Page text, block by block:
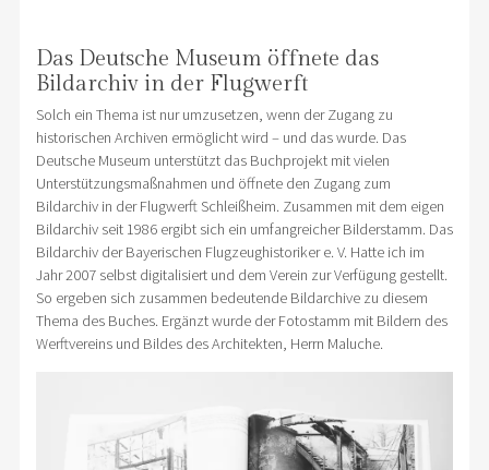
Das Deutsche Museum öffnete das
Bildarchiv in der Flugwerft
Solch ein Thema ist nur umzusetzen, wenn der Zugang zu
historischen Archiven ermöglicht wird – und das wurde. Das
Deutsche Museum unterstützt das Buchprojekt mit vielen
Unterstützungsmaßnahmen und öffnete den Zugang zum
Bildarchiv in der Flugwerft Schleißheim. Zusammen mit dem eigen
Bildarchiv seit 1986 ergibt sich ein umfangreicher Bilderstamm. Das
Bildarchiv der Bayerischen Flugzeughistoriker e. V. Hatte ich im
Jahr 2007 selbst digitalisiert und dem Verein zur Verfügung gestellt.
So ergeben sich zusammen bedeutende Bildarchive zu diesem
Thema des Buches. Ergänzt wurde der Fotostamm mit Bildern des
Werftvereins und Bildes des Architekten, Herrn Maluche.